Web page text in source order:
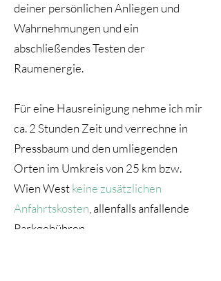
deiner persönlichen Anliegen und
Wahrnehmungen und ein
abschließendes Testen der
Raumenergie.
Für eine Hausreinigung nehme ich mir
ca. 2 Stunden Zeit und verrechne in
Pressbaum und den umliegenden
Orten im Umkreis von 25 km bzw.
Wien Westkeine zusätzlichen
Anfahrtskosten , allenfalls anfallende
Parkgebühren.